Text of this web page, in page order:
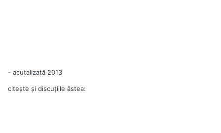
- acutalizată 2013
citeşte şi discuţiile ăstea: